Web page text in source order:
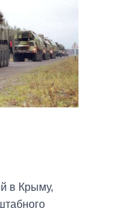
в Крыму,